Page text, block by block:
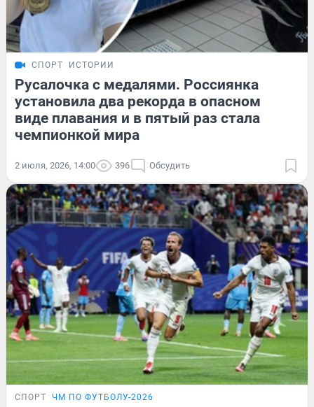
СПОРТ ИСТОРИИ
Русалочка с медалями. Россиянка
установила два рекорда в опасном
виде плавания и в пятый раз стала
чемпионкой мира
2 июля, 2026, 14:00 396 Обсудить
СПОРТ ЧМ ПО ФУТБОЛУ-2026